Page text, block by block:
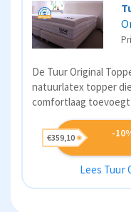
De Tuur Original
natuurlatex topper
comfortlaag toevoegt
-
€359,10
Lees Tuur